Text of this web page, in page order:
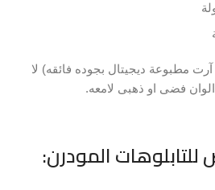
آرت مطبوعة ديجيتال بجوده فائقه) لا
فضى او ذهبى لامعه.
المودرن: